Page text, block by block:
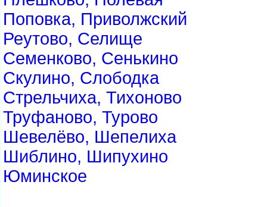
Поповка, Приволжский
Реутово, Селище
Семенково, Сенькино
Скулино, Слободка
Стрельчиха, Тихоново
Труфаново, Турово
Шевелёво, Шепелиха
Шиблино, Шипухино
Юминское